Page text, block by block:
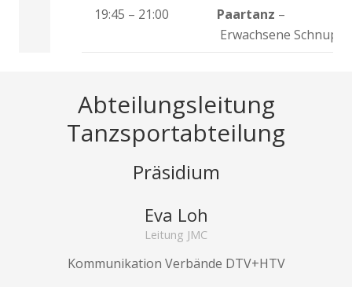
19:45 – 21:00 Paartanz –
Erwachsene
Abteilungsleitung
Tanzsportabteilung
Präsidium
Eva Loh
Leitung JMC
Kommunikation Verbände DTV+HTV